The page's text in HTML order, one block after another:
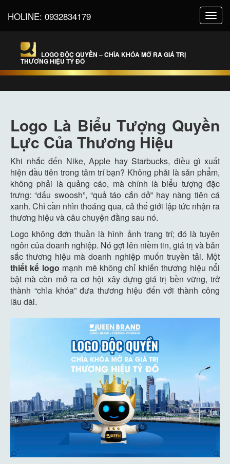
HOLINE: 0932834179
LOGO ĐỘC QUYỀN – CHÌA KHÓA MỞ RA GIÁ TRỊ
THƯƠNG HIỆU TỶ ĐÔ
Logo Là Biểu Tượng Quyền
Lực Của Thương Hiệu
Khi nhắc đến Nike, Apple hay Starbucks, điều gì xuất
hiện đầu tiên trong tâm trí bạn? Không phải là sản phẩm,
không phải là quảng cáo, mà chính là biểu tượng đặc
trưng: “dấu swoosh”, “quả táo cắn dở” hay nàng tiên cá
xanh. Chỉ cần nhìn thoáng qua, cả thế giới lập tức nhận ra
thương hiệu và câu chuyện đằng sau nó.
Logo không đơn thuần là hình ảnh trang trí; đó là tuyên
ngôn của doanh nghiệp. Nó gợi lên niềm tin, giá trị và bản
sắc thương hiệu mà doanh nghiệp muốn truyền tải. Một
thiết kế logo mạnh mẽ không chỉ khiến thương hiệu nổi
bật mà còn mở ra cơ hội xây dựng giá trị bền vững, trở
thành “chìa khóa” đưa thương hiệu đến với thành công
lâu dài.